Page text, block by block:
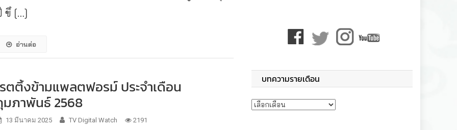
ขึ […]
อ่านต่อ
ตติ้งข้ามแพลตฟอรม์ ประจำเดือน
ภาพันธ์ 2568
13 มีนาคม 2025 TV Digital Watch 2191
บทความรายเดือน
บทความรายเดือน